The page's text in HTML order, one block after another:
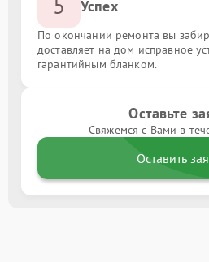
Успех
По окончании ремонта вы
доставляет на дом исправное
гарантийным бланком.
Оставьте
Свяжемся с Вами в
Оставить